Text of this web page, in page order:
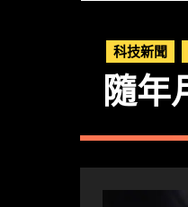
科技新聞
隨